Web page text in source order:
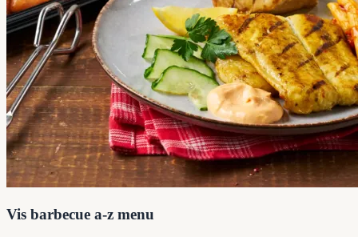
Vis barbecue a-z menu